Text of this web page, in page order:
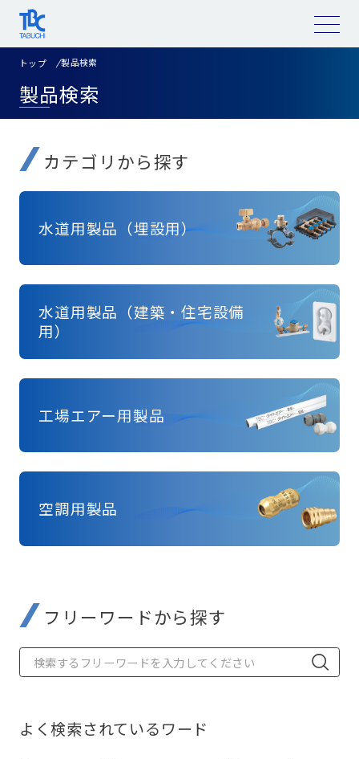
製品検索
トップ 製品検索
カテゴリから探す
水道用製品（埋設用）
水道用製品（建築・住宅設備
用）
工場エアー用製品
空調用製品
フリーワードから探す
よく検索されているワード